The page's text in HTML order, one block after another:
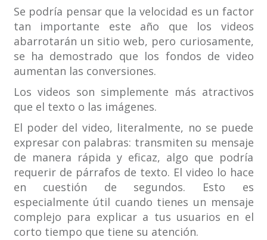
Se podría pensar que la velocidad es un factor
tan importante este año que los videos
abarrotarán un sitio web, pero curiosamente,
se ha demostrado que los fondos de video
aumentan las conversiones.
Los videos son simplemente más atractivos
que el texto o las imágenes.
El poder del video, literalmente, no se puede
expresar con palabras: transmiten su mensaje
de manera rápida y eficaz, algo que podría
requerir de párrafos de texto. El video lo hace
en cuestión de segundos. Esto es
especialmente útil cuando tienes un mensaje
complejo para explicar a tus usuarios en el
corto tiempo que tiene su atención.